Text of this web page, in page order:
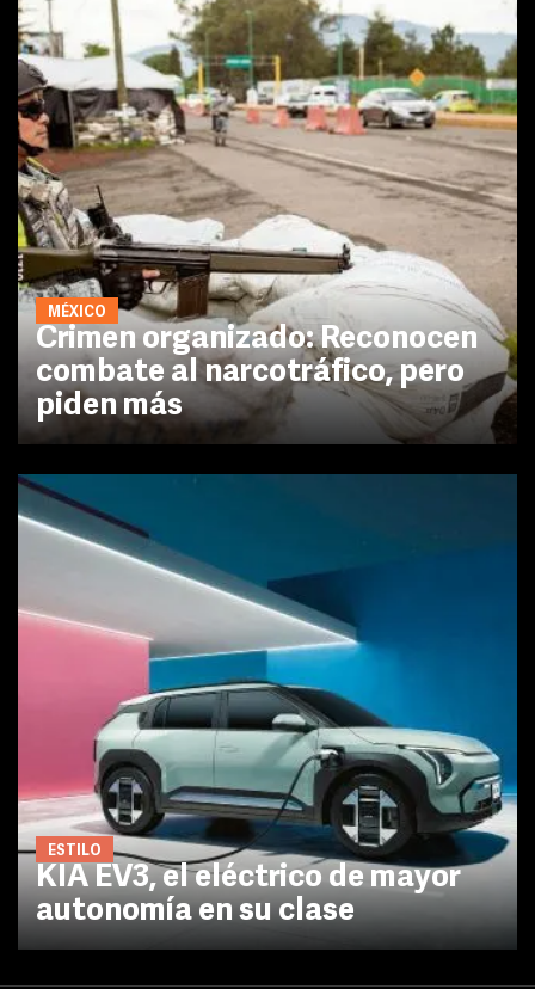
MÉXICO
Crimen organizado: Reconocen
combate al narcotráfico, pero
piden más
ESTILO
KIA EV3, el eléctrico de mayor
autonomía en su clase